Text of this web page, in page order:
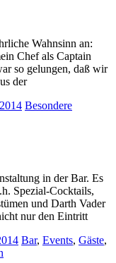
Wahnsinn an:
Chef als Captain
so gelungen, daß wir
der
Besondere
in der Bar. Es
Spezial-Cocktails,
und Darth Vader
nur den Eintritt
Bar, Events, Gäste,